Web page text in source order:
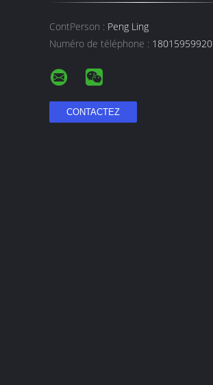
ContPerson : Peng Ling
Numéro de téléphone : 18015959920